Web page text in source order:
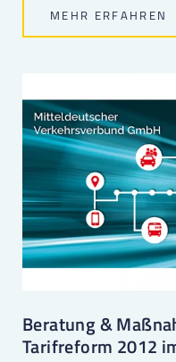
MEHR ERFAHREN
Beratung &
Tarifreform 2012